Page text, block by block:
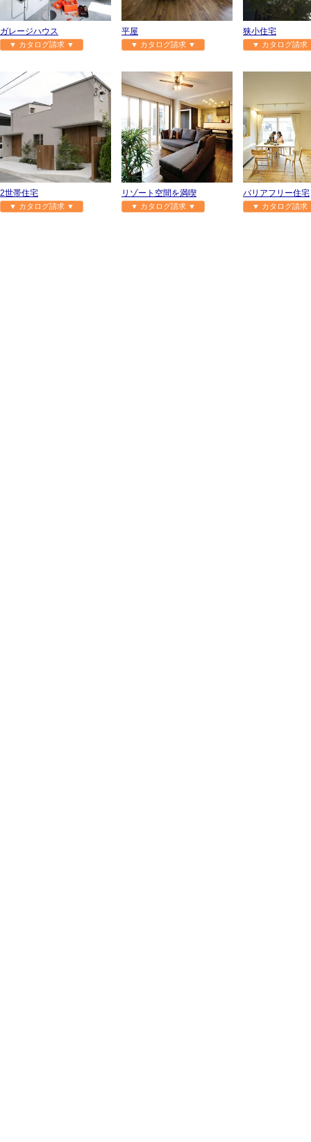
ガレージハウス
▼ カタログ請求 ▼
平屋
▼ カタログ請求 ▼
狭小住宅
▼ カタログ請
2世帯住宅
▼ カタログ請求 ▼
リゾート空間を満喫
▼ カタログ請求 ▼
バリアフリー住宅
▼ カタログ請